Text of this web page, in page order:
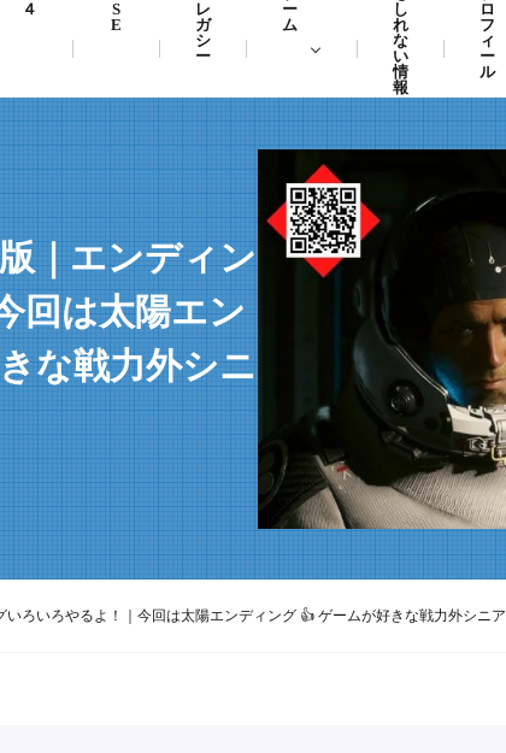
４
S
E
レ
ガ
シ
ー
ー
ム
し
れ
な
い
情
報
ロ
フ
ィ
ー
ル
｜エンディン
回は太陽エン
な戦力外シニ
いろいろやるよ！｜今回は太陽エンディング 👍 ゲームが好きな戦力外シニア